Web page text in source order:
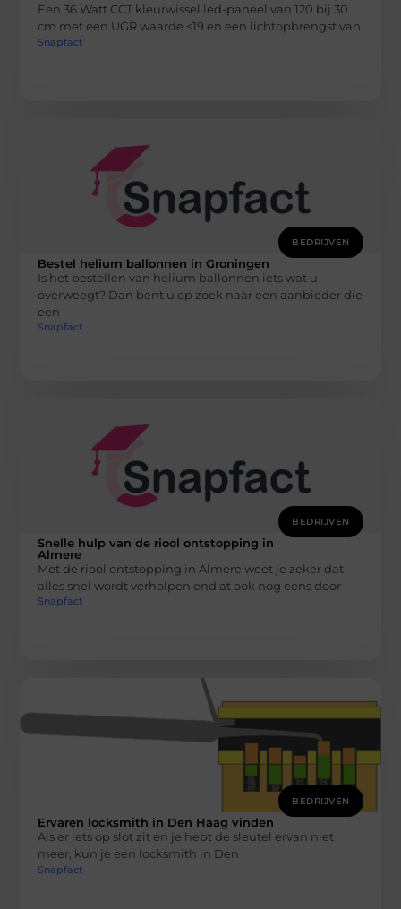
Een 36 Watt CCT kleurwissel led-paneel van 120 bij 30
cm met een UGR waarde <19 en een lichtopbrengst van
Snapfact
BEDRIJVEN
Bestel helium ballonnen in Groningen
Is het bestellen van helium ballonnen iets wat u
overweegt? Dan bent u op zoek naar een aanbieder die
een
Snapfact
BEDRIJVEN
Snelle hulp van de riool ontstopping in
Almere
Met de riool ontstopping in Almere weet je zeker dat
alles snel wordt verholpen end at ook nog eens door
Snapfact
BEDRIJVEN
Ervaren locksmith in Den Haag vinden
Als er iets op slot zit en je hebt de sleutel ervan niet
meer, kun je een locksmith in Den
Snapfact